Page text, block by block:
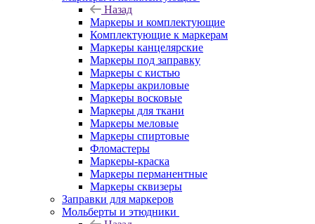
Назад
Маркеры и комплектующие
Комплектующие к маркерам
Маркеры канцелярские
Маркеры под заправку
Маркеры с кистью
Маркеры акриловые
Маркеры восковые
Маркеры для ткани
Маркеры меловые
Маркеры спиртовые
Фломастеры
Маркеры-краска
Маркеры перманентные
Маркеры сквизеры
Заправки для маркеров
Мольберты и этюдники